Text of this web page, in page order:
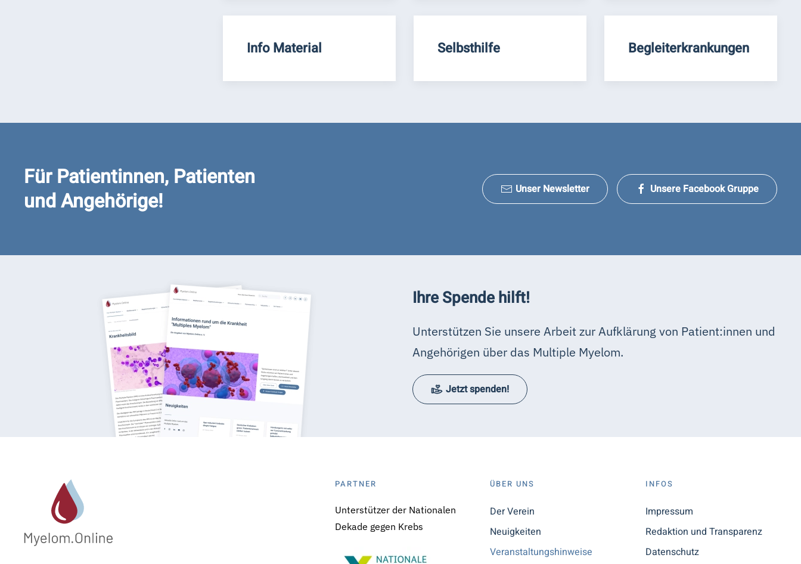
Info Material Selbsthilfe Begleiterkrankungen
Für Patientinnen, Patienten
und Angehörige!
Unser Newsletter Unsere Facebook Gruppe
Ihre Spende hilft!
Unterstützen Sie unsere Arbeit zur Aufklärung von Patient:innen und
Angehörigen über das Multiple Myelom.
Jetzt spenden!
PARTNER
Unterstützer der Nationalen
Dekade gegen Krebs
ÜBER UNS
Der Verein
Neuigkeiten
Veranstaltungshinweise
INFOS
Impressum
Redaktion und Transparenz
Datenschutz